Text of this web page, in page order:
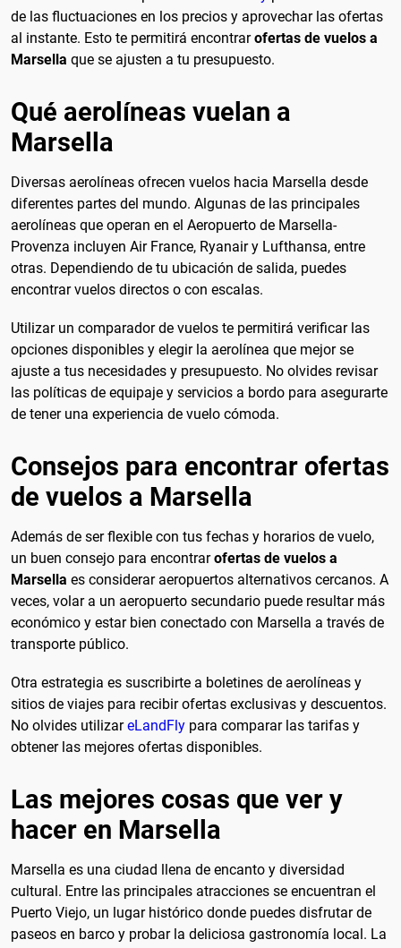
de las fluctuaciones en los precios y aprovechar las ofertas
al instante. Esto te permitirá encontrarofertas de vuelos a
Marsella que se ajusten a tu presupuesto.
Qué aerolíneas vuelan a
Marsella
Diversas aerolíneas ofrecen vuelos hacia Marsella desde
diferentes partes del mundo. Algunas de las principales
aerolíneas que operan en el Aeropuerto de Marsella-
Provenza incluyen Air France, Ryanair y Lufthansa, entre
otras. Dependiendo de tu ubicación de salida, puedes
encontrar vuelos directos o con escalas.
Utilizar un comparador de vuelos te permitirá verificar las
opciones disponibles y elegir la aerolínea que mejor se
ajuste a tus necesidades y presupuesto. No olvides revisar
las políticas de equipaje y servicios a bordo para asegurarte
de tener una experiencia de vuelo cómoda.
Consejos para encontrar ofertas
de vuelos a Marsella
Además de ser flexible con tus fechas y horarios de vuelo,
un buen consejo para encontrarofertas de vuelos a
Marsella es considerar aeropuertos alternativos cercanos. A
veces, volar a un aeropuerto secundario puede resultar más
económico y estar bien conectado con Marsella a través de
transporte público.
Otra estrategia es suscribirte a boletines de aerolíneas y
sitios de viajes para recibir ofertas exclusivas y descuentos.
No olvides utilizareLandFly para comparar las tarifas y
obtener las mejores ofertas disponibles.
Las mejores cosas que ver y
hacer en Marsella
Marsella es una ciudad llena de encanto y diversidad
cultural. Entre las principales atracciones se encuentran el
Puerto Viejo, un lugar histórico donde puedes disfrutar de
paseos en barco y probar la deliciosa gastronomía local. La